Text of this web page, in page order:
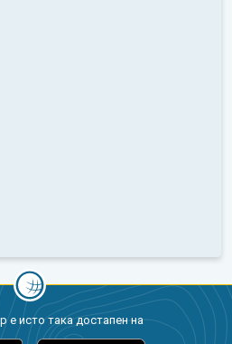
е исто така достапен на